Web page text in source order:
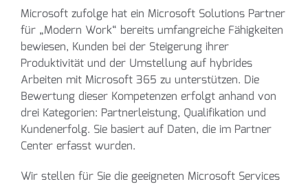
Microsoft zufolge hat ein Microsoft Solutions Partner
für „Modern Work“ bereits umfangreiche Fähigkeiten
bewiesen, Kunden bei der Steigerung ihrer
Produktivität und der Umstellung auf hybrides
Arbeiten mit Microsoft 365 zu unterstützen. Die
Bewertung dieser Kompetenzen erfolgt anhand von
drei Kategorien: Partnerleistung, Qualifikation und
Kundenerfolg. Sie basiert auf Daten, die im Partner
Center erfasst wurden.
Wir stellen für Sie die geeigneten Microsoft Services